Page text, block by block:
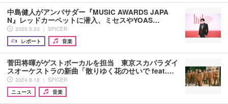
中島健人がアンバサダー『MUSIC AWARDS JAPA
N』レッドカーペットに潜入、ミセスやYOAS…
2025.5.23 ｜ SPICER
レポート
音楽
菅田将暉がゲストボーカルを担当 東京スカパラダイ
スオーケストラの新曲「散りゆく花のせいで feat.…
2024.8.18 ｜ SPICER
ニュース
音楽